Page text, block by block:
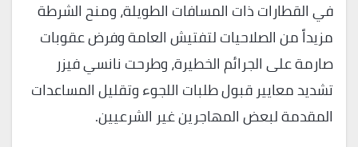
في القطارات ذات المسافات الطويلة، ومنح الشرطة
مزيداً من الصلاحيات لتفتيش العامة وفرض عقوبات
صارمة على الجرائم الخطيرة، وطرحت نانسي فيزر
تشديد معايير قبول طلبات اللجوء وتقليل المساعدات
المقدمة لبعض المهاجرين غير الشرعيين.